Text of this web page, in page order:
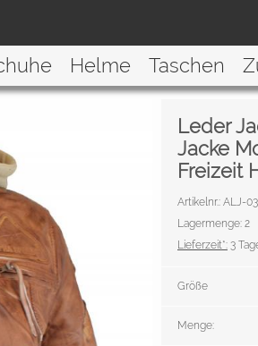
Helme Taschen
Leder
Jacke
Freizeit
Artikelnr.: ALJ-
Lagermenge: 2
Lieferzeit*: 3
Größe
Menge: